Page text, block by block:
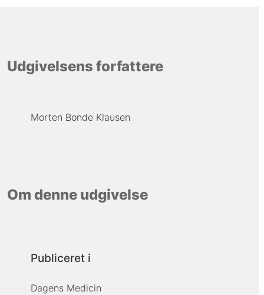
Udgivelsens forfattere
Morten Bonde Klausen
Om denne udgivelse
Publiceret i
Dagens Medicin